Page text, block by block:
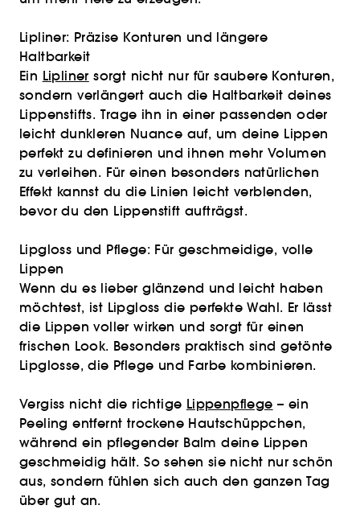
Lipliner: Präzise Konturen und längere
Haltbarkeit
Ein Lipliner sorgt nicht nur für saubere Konturen,
sondern verlängert auch die Haltbarkeit deines
Lippenstifts. Trage ihn in einer passenden oder
leicht dunkleren Nuance auf, um deine Lippen
perfekt zu definieren und ihnen mehr Volumen
zu verleihen. Für einen besonders natürlichen
Effekt kannst du die Linien leicht verblenden,
bevor du den Lippenstift aufträgst.
Lipgloss und Pflege: Für geschmeidige, volle
Lippen
Wenn du es lieber glänzend und leicht haben
möchtest, ist Lipgloss die perfekte Wahl. Er lässt
die Lippen voller wirken und sorgt für einen
frischen Look. Besonders praktisch sind getönte
Lipglosse, die Pflege und Farbe kombinieren.
Vergiss nicht die richtige Lippenpflege – ein
Peeling entfernt trockene Hautschüppchen,
während ein pflegender Balm deine Lippen
geschmeidig hält. So sehen sie nicht nur schön
aus, sondern fühlen sich auch den ganzen Tag
über gut an.